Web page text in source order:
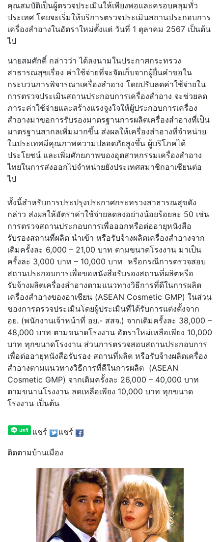
คุณสมบัติเป็นผู้ตรวจประเมินให้เพียงพอและครอบคลุมทั่ว
ประเทศ โดยจะเริ่มให้บริการตรวจประเมินสถานประกอบการ
เครื่องสำอางในอัตราใหม่ตั้งแต่ วันที่ 1 ตุลาคม 2567 เป็นต้น
ไป
นายสมศักดิ์ กล่าวว่า ได้ลงนามในประกาศกระทรวง
สาธารณสุขเรื่อง ค่าใช้จ่ายที่จะจัดเก็บจากผู้ยื่นคำขอใน
กระบวนการพิจารณาเครื่องสำอาง โดยปรับลดค่าใช้จ่ายใน
การตรวจประเมินสถานประกอบการเครื่องสำอาง จะช่วยลด
ภาระค่าใช้จ่ายและสร้างแรงจูงใจให้ผู้ประกอบการเครื่อง
สำอางมาขอการรับรองมาตรฐานการผลิตเครื่องสำอางที่เป็น
มาตรฐานสากลเพิ่มมากขึ้น ส่งผลให้เครื่องสำอางที่จำหน่าย
ในประเทศมีคุณภาพความปลอดภัยสูงขึ้น ผู้บริโภคได้
ประโยชน์ และเพิ่มศักยภาพของอุตสาหกรรมเครื่องสำอาง
ไทยในการส่งออกไปจำหน่ายยังประเทศสมาชิกอาเซียนต่อ
ไป
ทั้งนี้สำหรับการประปรุงประกาศกระทรวงสาธารณสุขดัง
กล่าว ส่งผลให้อัตราค่าใช้จ่ายลดลงอย่างน้อยร้อยละ 50 เช่น
การตรวจสถานประกอบการเพื่อออกหรือต่ออายุหนังสือ
รับรองสถานที่ผลิต นำเข้า หรือรับจ้างผลิตเครื่องสำอางจาก
เดิมครั้งละ 6,000 – 21,00 บาท ตามขนาดโรงงาน มาเป็น
ครั้งละ 3,000 บาท – 10,000 บาท หรือกรณีการตรวจสอบ
สถานประกอบการเพื่อขอหนังสือรับรองสถานที่ผลิตหรือ
รับจ้างผลิตเครื่องสำอางตามแนวทางวิธีการที่ดีในการผลิต
เครื่องสำอางของอาเซียน (ASEAN Cosmetic GMP) ในส่วน
ของการตรวจประเมินโดยผู้ประเมินที่ได้รับการแต่งตั้งจาก
อย. (พนักงานเจ้าหน้าที่ อย.- สสจ.) จากเดิมครั้งละ 38,000 –
48,000 บาท ตามขนาดโรงงาน อัตราใหม่เหลือเพียง 10,000
บาท ทุกขนาดโรงงาน ส่วนการตรวจสอบสถานประกอบการ
เพื่อต่ออายุหนังสือรับรอง สถานที่ผลิต หรือรับจ้างผลิตเครื่อง
สำอางตามแนวทางวิธีการที่ดีในการผลิต (ASEAN
Cosmetic GMP) จากเดิมครั้งละ 26,000 – 40,000 บาท
ตามขนานโรงงาน ลดเหลือเพียง 10,000 บาท ทุกขนาด
โรงงาน เป็นต้น
แชร์ แชร์
ติดตามบ้านเมือง